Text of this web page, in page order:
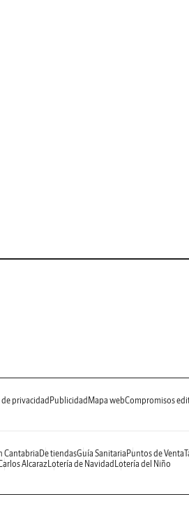
de privacidad Publicidad Mapa webCompromisos
CantabriaDe tiendasGuía Sanitaria Puntos de Venta
AlcarazLotería de Navidad Lotería del Niño